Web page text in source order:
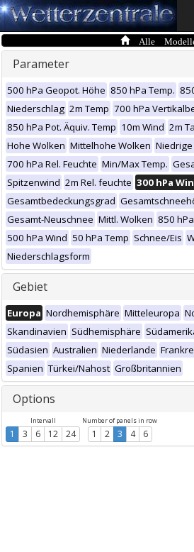
Alle
Parameter
500 hPa Geopot. Höhe 850 hPa Temp.
Niederschlag 2m Temp 700 hPa
850 hPa Pot. Äquiv. Temp 10m Wind 2m
Hohe Wolken Mittelhohe Wolken
700 hPa Rel. Feuchte Min/Max Temp.
Spitzenwind 2m Rel. feuchte 300 hPa
Gesamtbedeckungsgrad
Gesamt-Neuschnee Mittl. Wolken 850
500 hPa Wind 50 hPa Temp Schnee/Eis
Niederschlagsform
Gebiet
Europa Nordhemisphäre Mitteleuropa
Skandinavien Südhemisphäre
Südasien Australien Niederlande
Spanien Türkei/Nahost Großbritannien
Options
Intervall
1 3 6 12 24
Number of panels in row
1 2 3 4 6